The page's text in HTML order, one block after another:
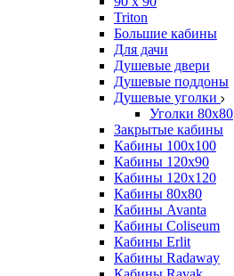
Triton
Большие кабины
Для дачи
Душевые двери
Душевые поддоны
Душевые уголки
Уголки 80х80
Закрытые кабины
Кабины 100x100
Кабины 120x90
Кабины 120х120
Кабины 80х80
Кабины Avanta
Кабины Coliseum
Кабины Erlit
Кабины Radaway